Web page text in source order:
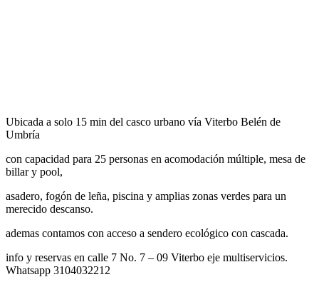
Ubicada a solo 15 min del casco urbano vía Viterbo Belén de
Umbría
con capacidad para 25 personas en acomodación múltiple, mesa de
billar y pool,
asadero, fogón de leña, piscina y amplias zonas verdes para un
merecido descanso.
ademas contamos con acceso a sendero ecológico con cascada.
info y reservas en calle 7 No. 7 – 09 Viterbo eje multiservicios.
Whatsapp 3104032212